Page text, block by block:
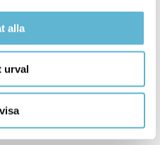
alla
urval